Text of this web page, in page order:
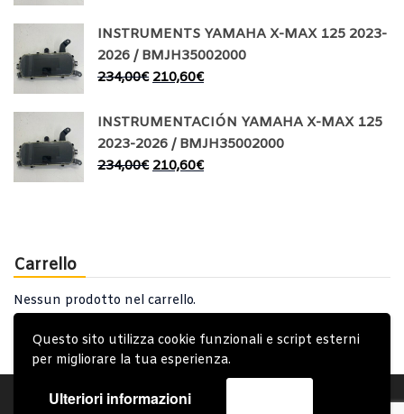
Questo sito utilizza cookie funzionali e script esterni
per migliorare la tua esperienza.
Ulteriori informazioni
INSTRUMENTS YAMAHA X-MAX 125 2023-
2026 / BMJH35002000
234,00€ 210,60€
INSTRUMENTACIÓN YAMAHA X-MAX 125
2023-2026 / BMJH35002000
234,00€ 210,60€
Carrello
Nessun prodotto nel carrello.
Account Condizioni Generali